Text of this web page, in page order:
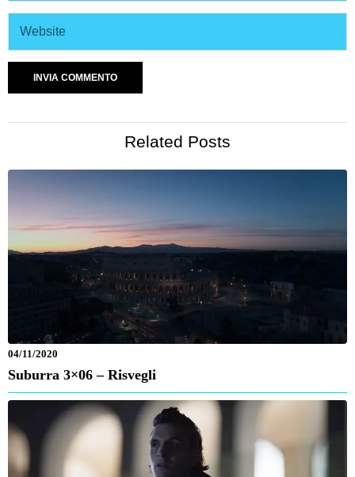
Related Posts
04/11/2020
Suburra 3×06 – Risvegli